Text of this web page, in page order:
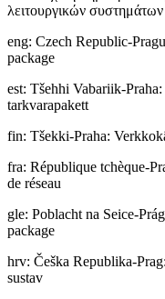
λειτουργικών συστημάτων
eng: Czech Republic-
package
est: Tšehhi Vabariik-
tarkvarapakett
fin: Tšekki-Praha:
fra: République tchèque-
de réseau
gle: Poblacht na Seice-
package
hrv: Češka Republika-
sustav